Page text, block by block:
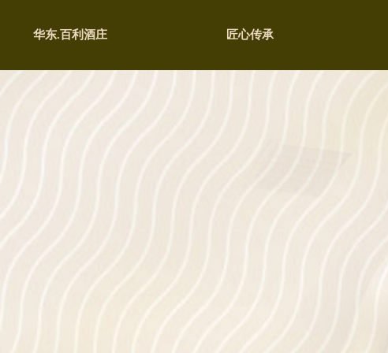
华东.百利酒庄 匠心传承